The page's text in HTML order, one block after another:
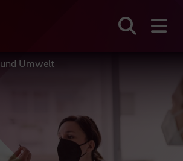
Umwelt